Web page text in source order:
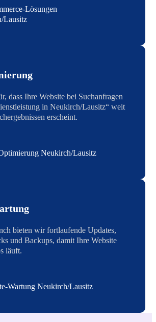
dass Ihre Website bei Suchanfragen
in Neukirch/Lausitz“ weit
erscheint.
bieten wir fortlaufende Updates,
und Backups, damit Ihre Website
läuft.